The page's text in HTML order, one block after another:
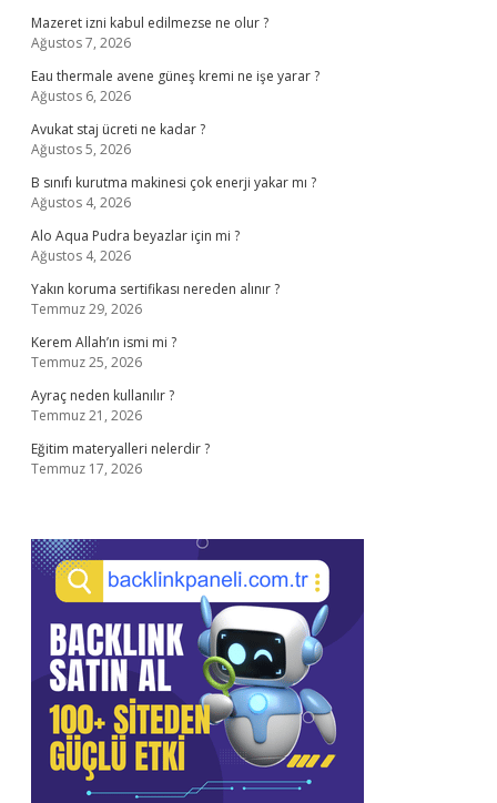
Mazeret izni kabul edilmezse ne olur ?
Ağustos 7, 2026
Eau thermale avene güneş kremi ne işe yarar ?
Ağustos 6, 2026
Avukat staj ücreti ne kadar ?
Ağustos 5, 2026
B sınıfı kurutma makinesi çok enerji yakar mı ?
Ağustos 4, 2026
Alo Aqua Pudra beyazlar için mi ?
Ağustos 4, 2026
Yakın koruma sertifikası nereden alınır ?
Temmuz 29, 2026
Kerem Allah’ın ismi mi ?
Temmuz 25, 2026
Ayraç neden kullanılır ?
Temmuz 21, 2026
Eğitim materyalleri nelerdir ?
Temmuz 17, 2026